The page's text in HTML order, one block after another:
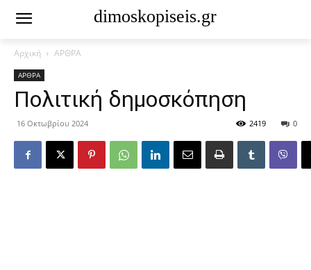
dimoskopiseis.gr
Αρχική ΑΡΘΡΑ
ΑΡΘΡΑ
Πολιτική δημοσκόπηση
16 Οκτωβρίου 2024 0
2419